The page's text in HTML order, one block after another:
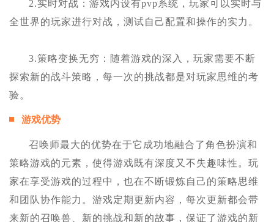
2.实时对战：游戏内设有pvp系统，玩家可以实时与
全世界的玩家进行对战，测试自己配置和操作的实力。
3.策略变换无穷：随着游戏的深入，玩家需要不断
探索新的战斗策略，每一次的挑战都是对玩家思维的考
验。
游戏优势
召唤师最大的优势在于它成功地融合了角色扮演和
策略游戏的元素，使得游戏既有深度又不失趣味性。玩
家在享受游戏的过程中，也在不断锻炼自己的策略思维
和团队协作能力。游戏定期更新内容，每次更新都会带
来新的召唤兽、新的挑战和新的故事，保证了游戏的新